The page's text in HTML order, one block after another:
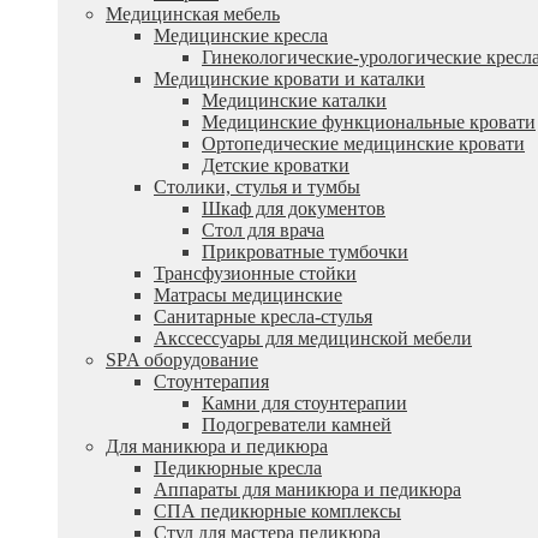
Медицинская мебель
Медицинские кресла
Гинекологические-урологические
Медицинские кровати и каталки
Медицинские каталки
Медицинские функциональные кровати
Ортопедические медицинские кровати
Детские кроватки
Столики, стулья и тумбы
Шкаф для документов
Стол для врача
Прикроватные тумбочки
Трансфузионные стойки
Матрасы медицинские
Санитарные кресла-стулья
Акссессуары для медицинской мебели
SPA оборудование
Стоунтерапия
Камни для стоунтерапии
Подогреватели камней
Для маникюра и педикюра
Педикюрные кресла
Аппараты для маникюра и педикюра
СПА педикюрные комплексы
Стул для мастера педикюра